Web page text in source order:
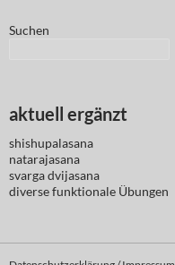
Suchen
aktuell ergänzt
shishupalasana
natarajasana
svarga dvijasana
diversefunktionale Übungen